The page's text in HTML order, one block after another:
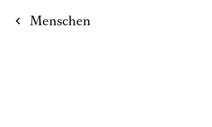
Menschen